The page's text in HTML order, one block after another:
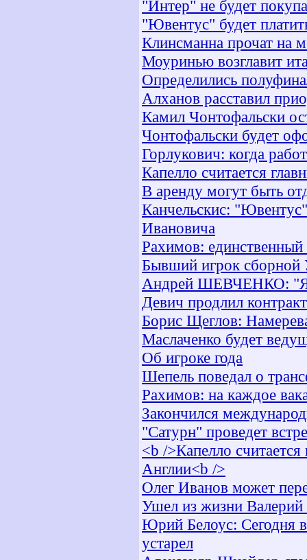
"Интер" не будет
"Ювентус" будет
Клинсманна прочат на
Моуринью возглавит
Определились
Алханов расставил
Камил Чонтофальски
Чонтофальски будет
Горлукович: когда
Капелло считается
В аренду могут быть
Канчельскис:
Ивановича
Рахимов:
Бывший игрок сборной
Андрей ШЕВЧЕНКО: "Я
Девич продлил
Борис Щеглов:
Маслаченко будет
Об игроке года
Шепель поведал о
Рахимов: на каждое
Закончился
"Сатурн" проведет
<b />Капелло
Англии<b />
Олег Иванов может
Ушел из жизни Валерий
Юрий Белоус: Сегодня
устарел